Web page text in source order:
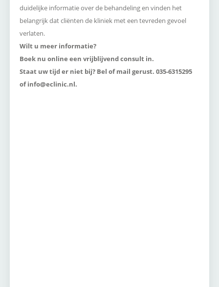
duidelijke informatie over de behandeling en vinden het
belangrijk dat cliënten de kliniek met een tevreden gevoel
verlaten.
Wilt u meer informatie?
Boek nu online een vrijblijvend consult in.
Staat uw tijd er niet bij? Bel of mail gerust. 035-6315295
of info@eclinic.nl.